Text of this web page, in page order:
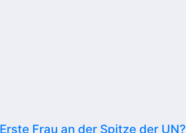
Erste Frau an der Spitze der UN?